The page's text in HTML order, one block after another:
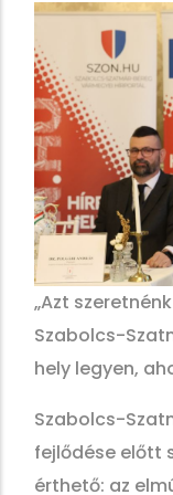
„Azt
Szabolcs-
hely legyen,
Szabolcs-
fejlődése előtt
érthető: az